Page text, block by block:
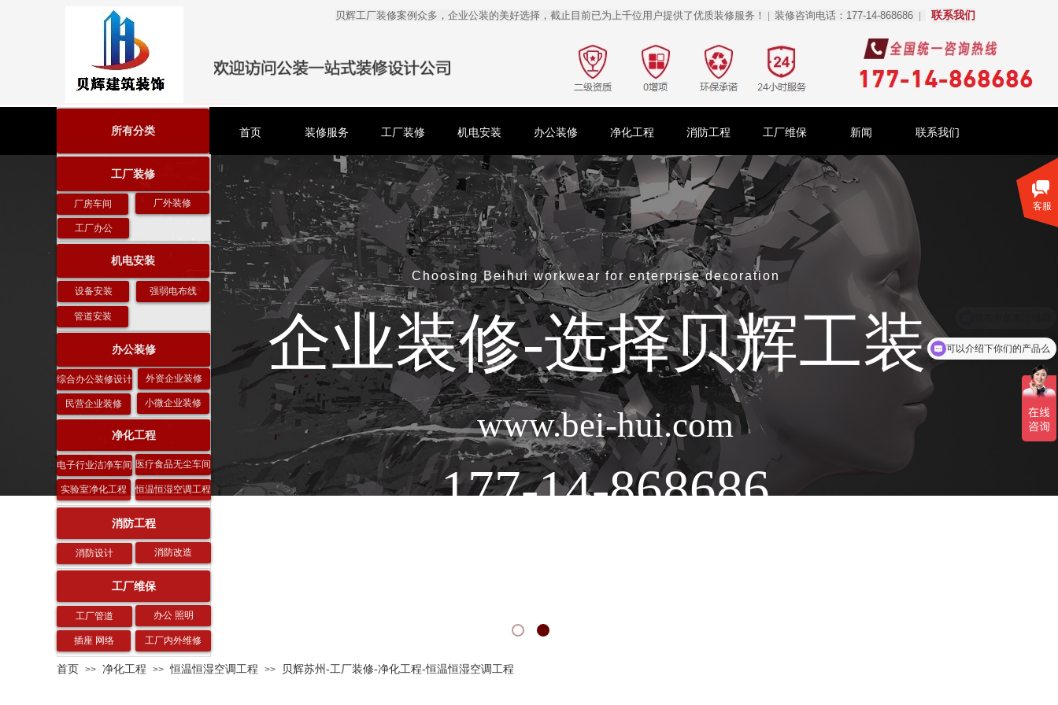
贝辉工厂装修案例众多，企业公装的美好选择，截止目前已为上千位用户提供了优质装修服务！ 装修咨询电话：177-14-868686 联系我们
首页 装修服务 工厂装修 机电安装 办公装修 净化工程 消防工程 工厂维保 新闻 联系我们
工厂装修
厂房车间 厂外装修
工厂办公
机电安装
设备安装 强弱电布线
管道安装
办公装修
综合办公装修设计 外资企业装修
民营企业装修 小微企业装修
净化工程
电子行业洁净车间 医疗食品无尘车间
实验室净化工程 恒温恒湿空调工程
消防工程
消防设计 消防改造
插座 网络
工厂维保
工厂管道 办公 照明
工厂内外维修
所有分类
Choosing Beihui workwear for enterprise decoration
企业装修-选择贝辉工装
www.bei-hui.com
177-14-868686
首页 >> 净化工程 >> 恒温恒湿空调工程 >> 贝辉苏州-工厂装修-净化工程-恒温恒湿空调工程
客服
可以介绍下你们的产品么